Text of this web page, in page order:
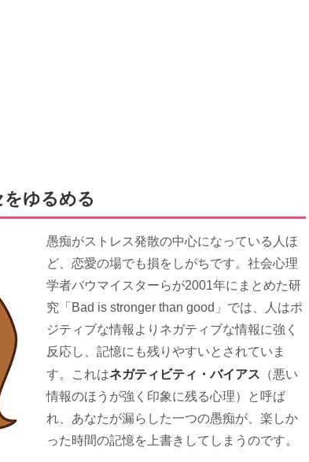
ゆるめる
愚痴がストレス発散の中心になっている人ほ
ど、恋愛の場でも損をしがちです。社会心理
学者バウマイスターらが2001年にまとめた研
究「Bad is stronger than good」では、人はポ
ジティブな情報よりネガティブな情報に強く
反応し、記憶にも残りやすいとされていま
す。これはネガティビティ・バイアス （悪い
情報のほうが強く印象に残る心理）と呼ば
れ、あなたが漏らした一つの愚痴が、楽しか
った時間の記憶を上書きしてしまうのです。